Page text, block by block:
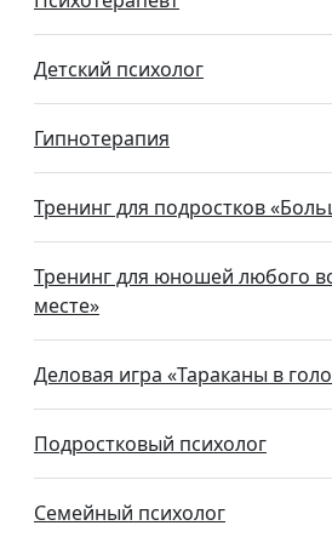
Детский психолог
Гипнотерапия
Тренинг для подростков
Тренинг для юношей любого
месте»
Деловая игра «Тараканы в
Подростковый психолог
Семейный психолог